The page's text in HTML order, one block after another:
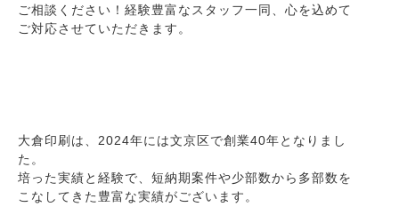
ご相談ください！経験豊富なスタッフ一同、心を込めて
ご対応させていただきます。
大倉印刷は、2024年には文京区で創業40年となりまし
た。
培った実績と経験で、短納期案件や少部数から多部数を
こなしてきた豊富な実績がございます。